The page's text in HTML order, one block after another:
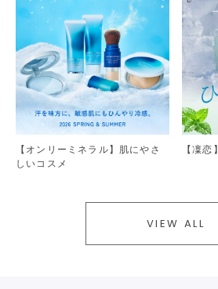
【オンリーミネラル】肌にやさ
しいコスメ
【凜恋】
VIEW ALL